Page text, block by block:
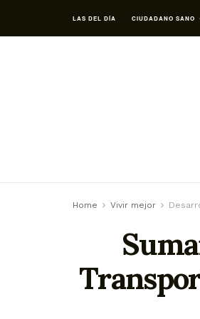
LAS DEL DÍA CIUDADANO SANO
Home Vivir mejor